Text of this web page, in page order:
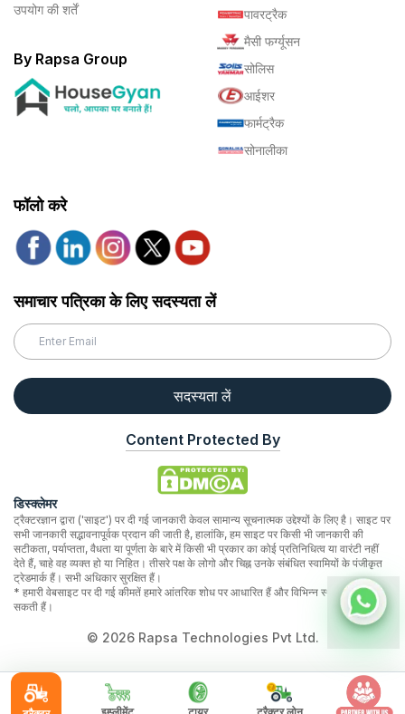
उपयोग की शर्तें
By Rapsa Group
पावरट्रैक
मैसी फर्ग्यूसन
सोलिस
आईशर
फार्मट्रैक
सोनालीका
फॉलो करे
समाचार पत्रिका के लिए सदस्यता लें
सदस्यता लें
Content Protected By
डिस्क्लेमर
ट्रैक्टरज्ञान द्वारा ('साइट') पर दी गई जानकारी केवल सामान्य सूचनात्मक उद्देश्यों के लिए है। साइट पर
सभी जानकारी सद्भावनापूर्वक प्रदान की जाती है, हालांकि, हम साइट पर किसी भी जानकारी की
सटीकता, पर्याप्तता, वैधता या पूर्णता के बारे में किसी भी प्रकार का कोई प्रतिनिधित्व या वारंटी नहीं
देते हैं, चाहे वह व्यक्त हो या निहित। तीसरे पक्ष के लोगो और चिह्न उनके संबंधित स्वामियों के पंजीकृत
ट्रेडमार्क हैं। सभी अधिकार सुरक्षित हैं।
* हमारी वेबसाइट पर दी गई कीमतें हमारे आंतरिक शोध पर आधारित हैं और विभिन्न स्थानों पर भिन्न हो
सकती हैं।
© 2026Rapsa Technologies Pvt Ltd.